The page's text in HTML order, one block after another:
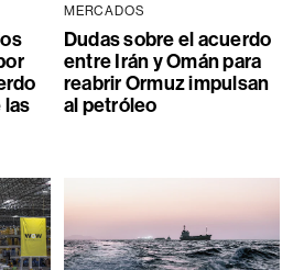
las
MERCADOS
Dudas sobre el acuerdo
entre Irán y Omán para
reabrir Ormuz impulsan
al petróleo